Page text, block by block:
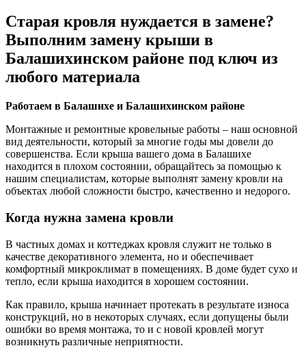
Старая кровля нуждается в замене?
Выполним замену крыши в
Балашихинском районе под ключ из
любого материала
Работаем в Балашихе и Балашихинском районе
Монтажные и ремонтные кровельные работы – наш основной
вид деятельности, который за многие годы мы довели до
совершенства. Если крыша вашего дома в Балашихе
находится в плохом состоянии, обращайтесь за помощью к
нашим специалистам, которые выполнят замену кровли на
объектах любой сложности быстро, качественно и недорого.
Когда нужна замена кровли
В частных домах и коттеджах кровля служит не только в
качестве декоративного элемента, но и обеспечивает
комфортный микроклимат в помещениях. В доме будет сухо и
тепло, если крыша находится в хорошем состоянии.
Как правило, крыша начинает протекать в результате износа
конструкций, но в некоторых случаях, если допущены были
ошибки во время монтажа, то и с новой кровлей могут
возникнуть различные неприятности.